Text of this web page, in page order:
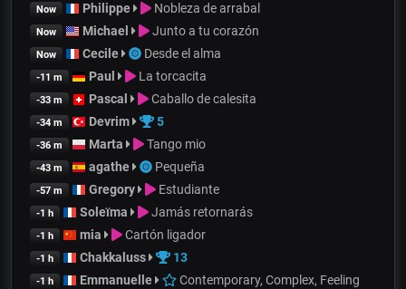
Now Philippe Nobleza de arrabal
Now Michael Junto a tu corazón
Now Cecile Desde el alma
-11 m Paul La torcacita
-33 m Pascal Caballo de calesita
-34 m Devrim 5
-36 m Marta Tango mio
-43 m agathe Pequeña
-57 m Gregory Estudiante
-1 h Soleïma Jamás retornarás
-1 h mia Cartón ligador
-1 h Chakkaluss 13
-1 h Emmanuelle Contemporary, Complex, Feeling